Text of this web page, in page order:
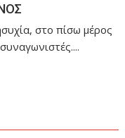
στο πίσω μέρος